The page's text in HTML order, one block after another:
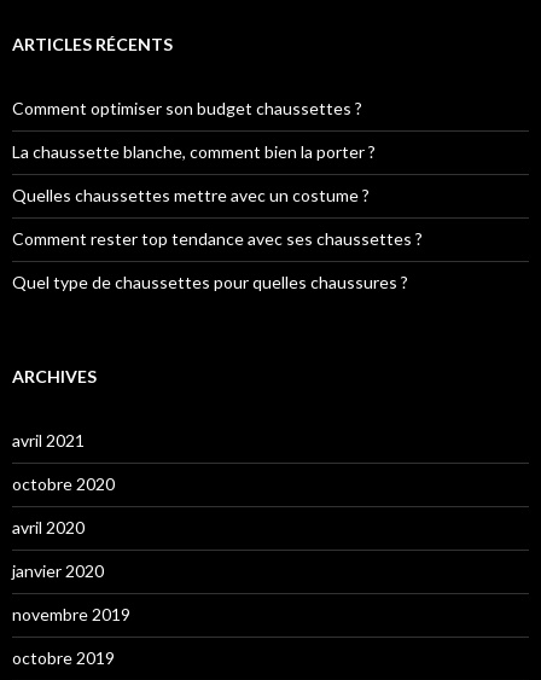
ARTICLES RÉCENTS
Comment optimiser son budget chaussettes ?
La chaussette blanche, comment bien la porter ?
Quelles chaussettes mettre avec un costume ?
Comment rester top tendance avec ses chaussettes ?
Quel type de chaussettes pour quelles chaussures ?
ARCHIVES
avril 2021
octobre 2020
avril 2020
janvier 2020
novembre 2019
octobre 2019